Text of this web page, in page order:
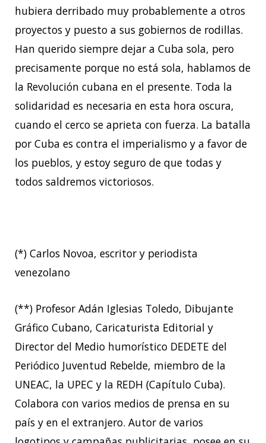
hubiera derribado muy probablemente a otros
proyectos y puesto a sus gobiernos de rodillas.
Han querido siempre dejar a Cuba sola, pero
precisamente porque no está sola, hablamos de
la Revolución cubana en el presente. Toda la
solidaridad es necesaria en esta hora oscura,
cuando el cerco se aprieta con fuerza. La batalla
por Cuba es contra el imperialismo y a favor de
los pueblos, y estoy seguro de que todas y
todos saldremos victoriosos.
(*) Carlos Novoa, escritor y periodista
venezolano
(**) Profesor Adán Iglesias Toledo, Dibujante
Gráfico Cubano, Caricaturista Editorial y
Director del Medio humorístico DEDETE del
Periódico Juventud Rebelde, miembro de la
UNEAC, la UPEC y la REDH (Capítulo Cuba).
Colabora con varios medios de prensa en su
país y en el extranjero. Autor de varios